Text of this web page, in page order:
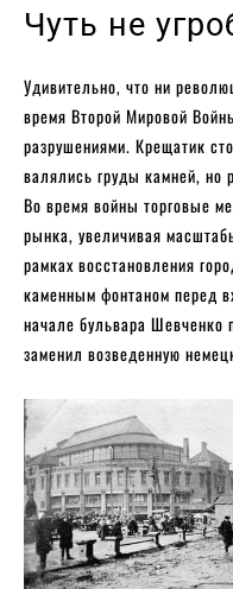
Чуть не
Удивительно, что ни
время Второй Мировой
разрушениями. Крещатик
валялись груды камней, но
Во время войны торговые
рынка, увеличивая
рамках восстановления
каменным фонтаном перед
начале бульвара Шевченко
заменил возведенную